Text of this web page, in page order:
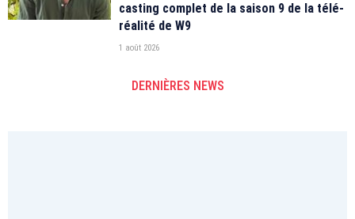
casting complet de la saison 9 de la télé-
réalité de W9
1 août 2026
DERNIÈRES NEWS